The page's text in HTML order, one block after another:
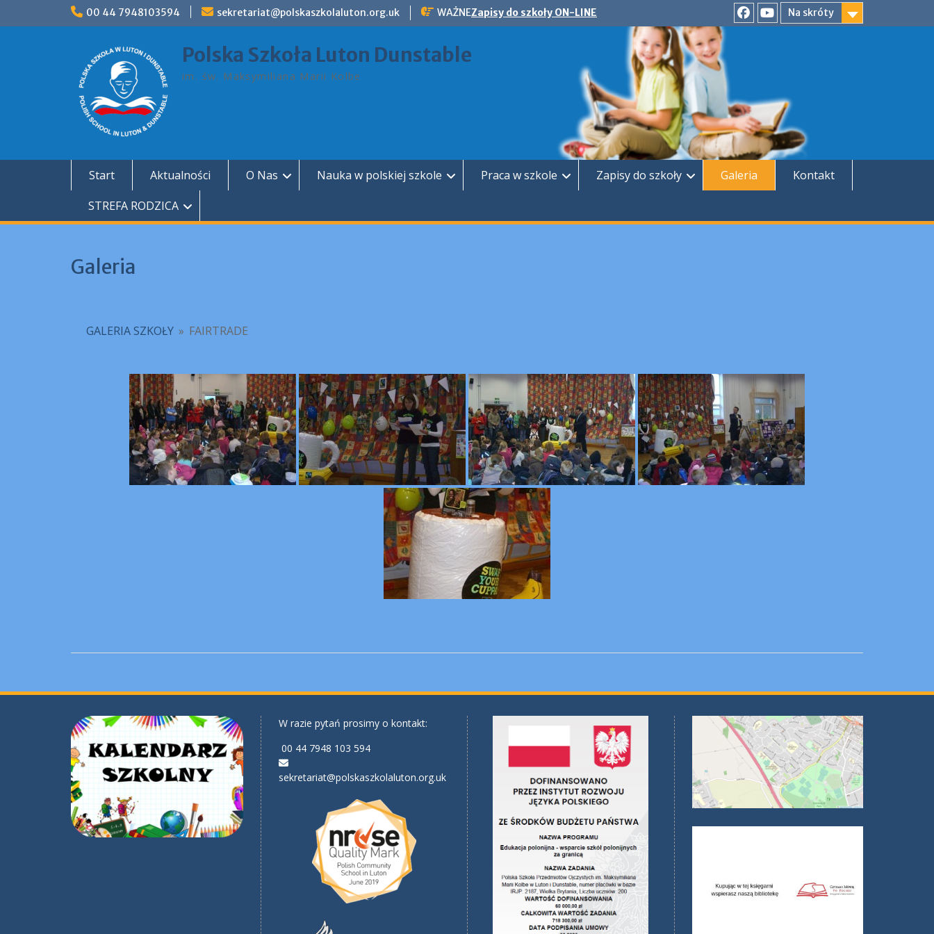
00 44 7948103594 sekretariat@polskaszkolaluton.org.uk WAŻNEZapisy do szkoły ON-LINE
Na skróty
FacebookYouTube
Polska Szkoła Luton Dunstable
im. św. Maksymiliana Marii Kolbe
Start Aktualności O Nas Nauka w polskiej szkole Praca w szkole Zapisy do szkoły Galeria
Kontakt
STREFA RODZICA
Galeria
GALERIA SZKOŁY » FAIRTRADE
W razie pytań prosimy o kontakt:
00 44 7948 103 594
sekretariat@polskaszkolaluton.org.uk